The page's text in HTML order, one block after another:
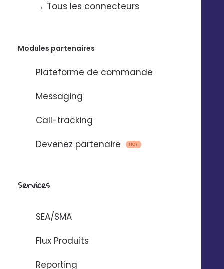
→ Tous les connecteurs
Modules partenaires
Plateforme de commande
Messaging
Call-tracking
Devenez partenaire
HOT
Services
SEA/SMA
Flux Produits
Reporting
Hubspot
Goodays